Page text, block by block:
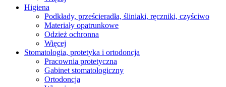
Higiena
Podkłady, prześcieradła, śliniaki, ręczniki, czyściwo
Materiały opatrunkowe
Odzież ochronna
Więcej
Stomatologia, protetyka i ortodoncja
Pracownia protetyczna
Gabinet stomatologiczny
Ortodoncja